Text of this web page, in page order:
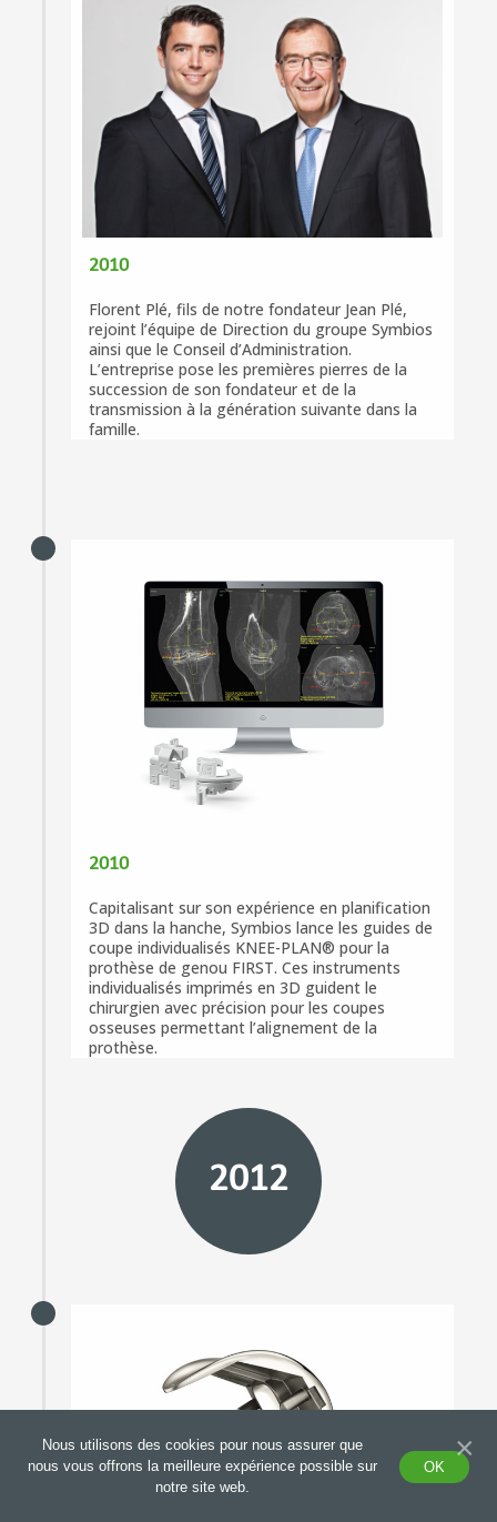
2010
Florent Plé, fils de notre fondateur Jean Plé,
rejoint l’équipe de Direction du groupe Symbios
ainsi que le Conseil d’Administration.
L’entreprise pose les premières pierres de la
succession de son fondateur et de la
transmission à la génération suivante dans la
famille.
2010
Capitalisant sur son expérience en planification
3D dans la hanche, Symbios lance les guides de
coupe individualisés KNEE-PLAN® pour la
prothèse de genou FIRST. Ces instruments
individualisés imprimés en 3D guident le
chirurgien avec précision pour les coupes
osseuses permettant l’alignement de la
prothèse.
2012
Nous utilisons des cookies pour nous assurer que
nous vous offrons la meilleure expérience possible sur
notre site web.
OK ×